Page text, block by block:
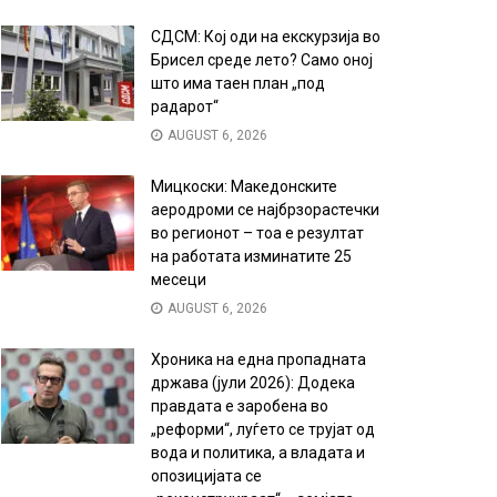
СДСМ: Кој оди на екскурзија во
Брисел среде лето? Само оној
што има таен план „под
радарот“
AUGUST 6, 2026
Мицкоски: Македонските
аеродроми се најбрзорастечки
во регионот – тоа е резултат
на работата изминатите 25
месеци
AUGUST 6, 2026
Хроника на една пропадната
држава (јули 2026): Додека
правдата е заробена во
„реформи“, луѓето се трујат од
вода и политика, а владата и
опозицијата се